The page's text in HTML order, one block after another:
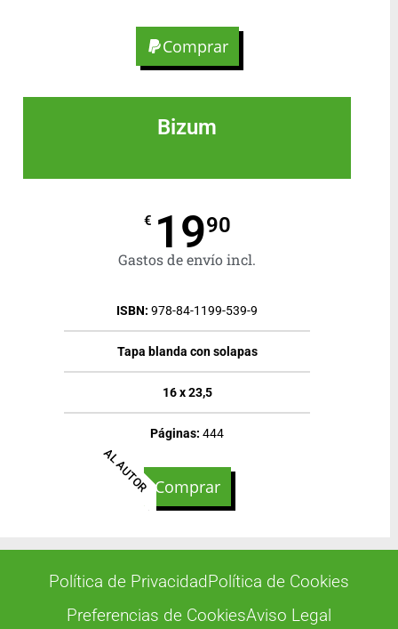
Comprar
Bizum
€ 1990
Gastos de envío incl.
ISBN: 978-84-1199-539-9
Tapa blanda con solapas
16 x 23,5
Páginas: 444
AL AUTOR Comprar
Política de PrivacidadPolítica de Cookies
Preferencias de CookiesAviso Legal